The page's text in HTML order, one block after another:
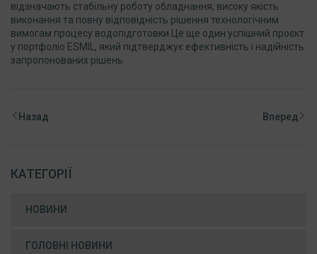
відзначають стабільну роботу обладнання, високу якість
виконання та повну відповідність рішення технологічним
вимогам процесу водопідготовки.Це ще один успішний проєкт
у портфоліо ESMIL, який підтверджує ефективність і надійність
запропонованих рішень.
Назад Вперед
КАТЕГОРІЇ
НОВИНИ
ГОЛОВНІ НОВИНИ